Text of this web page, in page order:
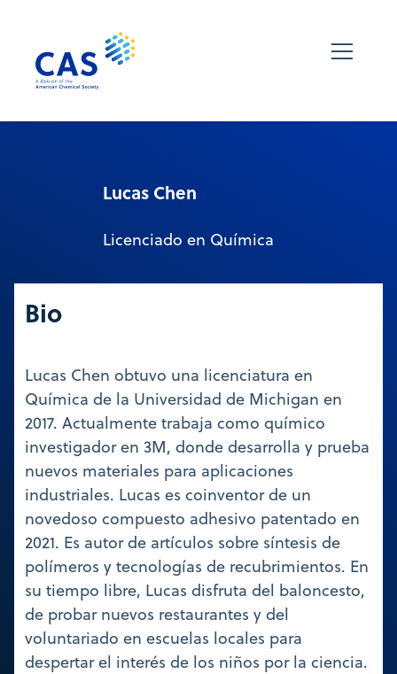
Lucas Chen
Licenciado en Química
Bio
Lucas Chen obtuvo una licenciatura en
Química de la Universidad de Michigan en
2017. Actualmente trabaja como químico
investigador en 3M, donde desarrolla y prueba
nuevos materiales para aplicaciones
industriales. Lucas es coinventor de un
novedoso compuesto adhesivo patentado en
2021. Es autor de artículos sobre síntesis de
polímeros y tecnologías de recubrimientos. En
su tiempo libre, Lucas disfruta del baloncesto,
de probar nuevos restaurantes y del
voluntariado en escuelas locales para
despertar el interés de los niños por la ciencia.